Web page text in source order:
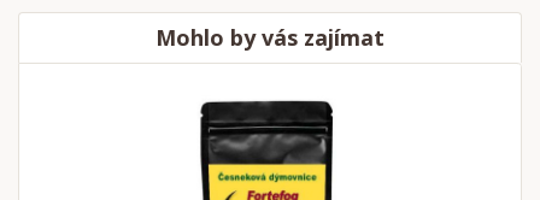
Mohlo by vás zajímat